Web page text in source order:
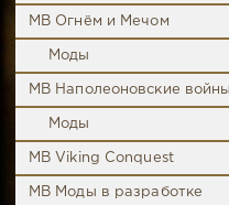
MB Огнём и Мечом
Моды
MB Наполеоновские войны
Моды
MB Viking Conquest
MB Моды в разработке